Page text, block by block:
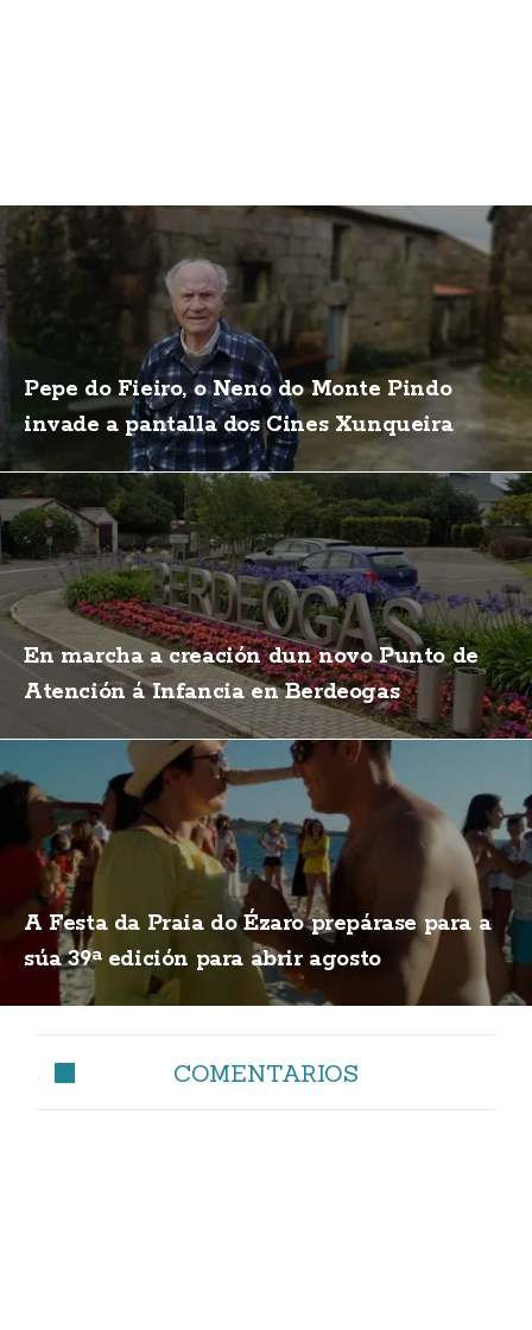
Pepe do Fieiro, o Neno do Monte Pindo
invade a pantalla dos Cines Xunqueira
En marcha a creación dun novo Punto de
Atención á Infancia en Berdeogas
A Festa da Praia do Ézaro prepárase para a
súa 39ª edición para abrir agosto
COMENTARIOS